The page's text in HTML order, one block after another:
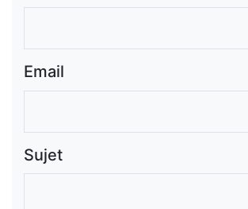
Email
Sujet